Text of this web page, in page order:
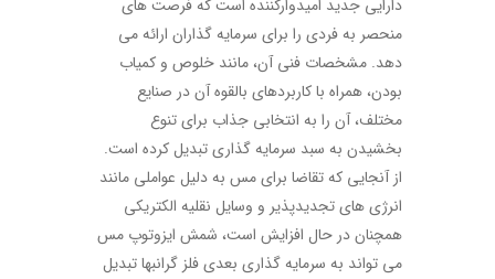
دارایی جدید امیدوارکننده است که فرصت های
منحصر به فردی را برای سرمایه گذاران ارائه می
دهد. مشخصات فنی آن، مانند خلوص و کمیاب
بودن، همراه با کاربردهای بالقوه آن در صنایع
مختلف، آن را به انتخابی جذاب برای تنوع
بخشیدن به سبد سرمایه گذاری تبدیل کرده است.
از آنجایی که تقاضا برای مس به دلیل عواملی مانند
انرژی های تجدیدپذیر و وسایل نقلیه الکتریکی
همچنان در حال افزایش است، شمش ایزوتوپ مس
می تواند به سرمایه گذاری بعدی فلز گرانبها تبدیل